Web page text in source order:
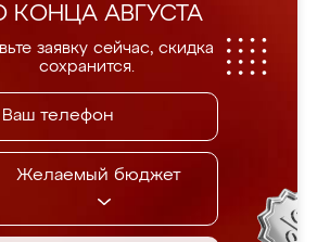
КОНЦА АВГУСТА
заявку сейчас, скидка
сохранится.
Желаемый бюджет